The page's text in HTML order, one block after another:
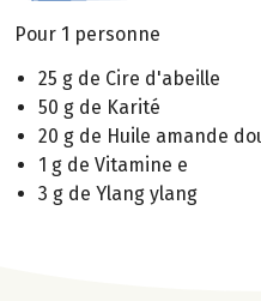
Pour 1 personne
25 g de Cire d'abeille
50 g de Karité
20 g de Huile amande
1 g de Vitamine e
3 g de Ylang ylang